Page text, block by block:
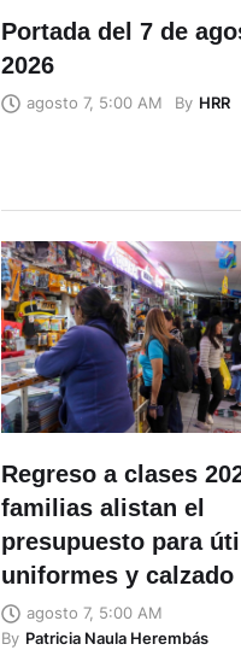
Portada del 7 de
2026
agosto 7, 5:00 AM By HRR
Regreso a clases
familias alistan el
presupuesto para
uniformes y calzado
agosto 7, 5:00 AM
By Patricia Naula Herembás